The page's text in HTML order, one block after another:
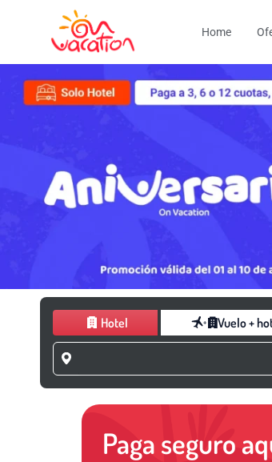
Home
Hotel Vuelo +
Paga seguro